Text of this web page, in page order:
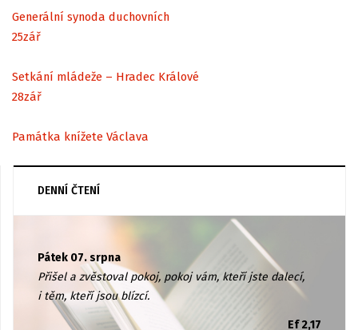
Generální synoda duchovních
25zář
Setkání mládeže – Hradec Králové
28zář
Památka knížete Václava
DENNÍ ČTENÍ
Pátek 07. srpna
Přišel a zvěstoval pokoj, pokoj vám, kteří jste dalecí,
i těm, kteří jsou blízcí.
Ef 2,17